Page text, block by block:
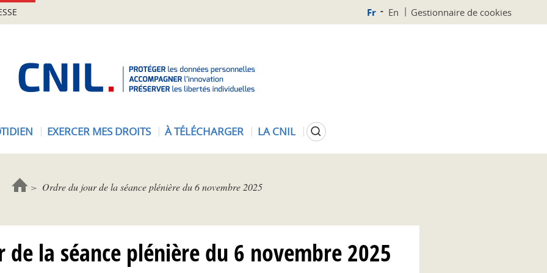
Fr En Gestionnaire de cookies
N
EXERCER MES DROITS À TÉLÉCHARGER LA CNIL Rechercher
Ordre du jour de la séance plénière du 6 novembre 2025
la séance plénière du 6 novembre 2025